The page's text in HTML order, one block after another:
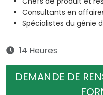
Consultants en
Spécialistes du génie
14 Heures
DEMANDE DE